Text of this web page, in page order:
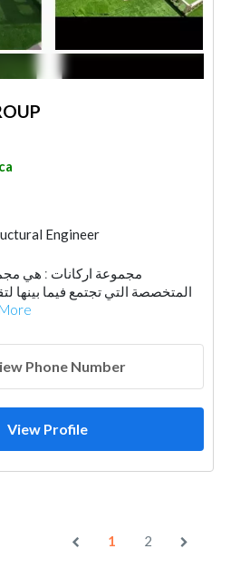
Engineer
Security System
Lighting
مجموعة اركانات : هي
المتخصصة التي تجتمع فيما بينها
Phone Number
View Profile
1 2